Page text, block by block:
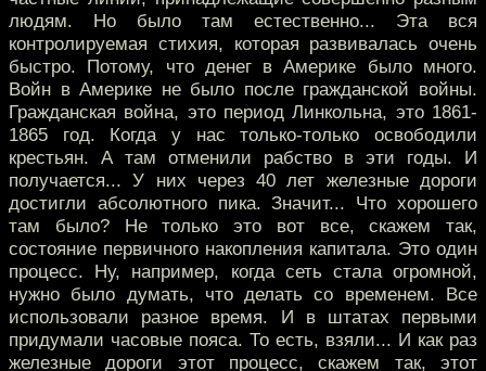
людям. Но было там естественно... Эта вся
контролируемая стихия, которая развивалась очень
быстро. Потому, что денег в Америке было много.
Войн в Америке не было после гражданской войны.
Гражданская война, это период Линкольна, это 1861-
1865 год. Когда у нас только-только освободили
крестьян. А там отменили рабство в эти годы. И
получается... У них через 40 лет железные дороги
достигли абсолютного пика. Значит... Что хорошего
там было? Не только это вот все, скажем так,
состояние первичного накопления капитала. Это один
процесс. Ну, например, когда сеть стала огромной,
нужно было думать, что делать со временем. Все
использовали разное время. И в штатах первыми
придумали часовые пояса. То есть, взяли... И как раз
железные дороги этот процесс, скажем так, этот